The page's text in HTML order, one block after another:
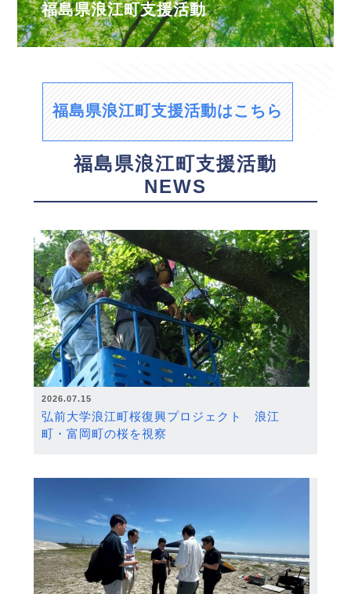
福島県浪江町支援活動
福島県浪江町支援活動はこちら
福島県浪江町支援活動
NEWS
2026.07.15
弘前大学浪江町桜復興プロジェクト 浪江
町・富岡町の桜を視察